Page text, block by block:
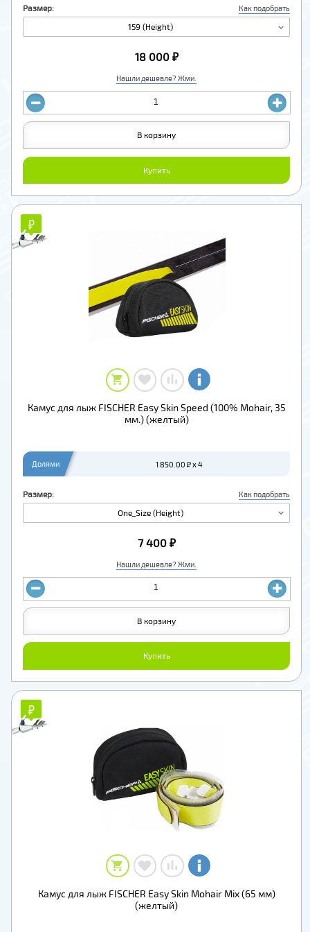
Размер: Как подобрать
159 (Height)
Нашли дешевле? Жми.
18 000 ₽
Купить
В корзину
₽
₽
Камус для лыж FISCHER Easy Skin Speed (100% Mohair, 35
мм.) (желтый)
Долями 1 850.00 ₽ x 4
Размер: Как подобрать
One_Size (Height)
Нашли дешевле? Жми.
7 400 ₽
Купить
В корзину
₽
₽
Камус для лыж FISCHER Easy Skin Mohair Mix (65 мм)
(желтый)